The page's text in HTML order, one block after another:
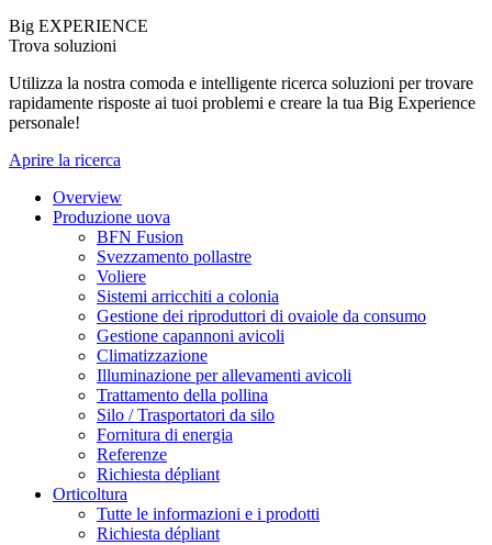
Big EXPERIENCE
Trova soluzioni
Utilizza la nostra comoda e intelligente ricerca soluzioni per trovare
rapidamente risposte ai tuoi problemi e creare la tua Big Experience
personale!
Aprire la ricerca
Overview
Produzione uova
BFN Fusion
Svezzamento pollastre
Voliere
Sistemi arricchiti a colonia
Gestione dei riproduttori di ovaiole da consumo
Gestione capannoni avicoli
Climatizzazione
Illuminazione per allevamenti avicoli
Trattamento della pollina
Silo / Trasportatori da silo
Fornitura di energia
Referenze
Richiesta dépliant
Orticoltura
Tutte le informazioni e i prodotti
Richiesta dépliant